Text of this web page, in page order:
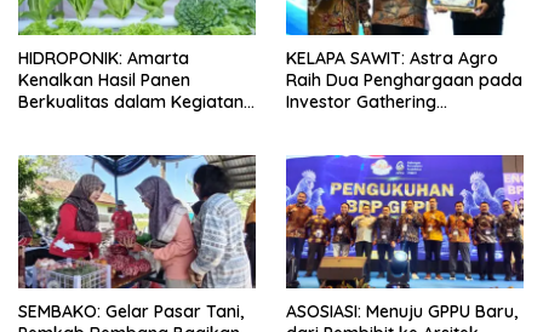
HIDROPONIK: Amarta
Kenalkan Hasil Panen
Berkualitas dalam Kegiatan
KELAPA SAWIT: Astra Agro
Raih Dua Penghargaan pada
Investor Gathering
SEMBAKO: Gelar Pasar Tani,
ASOSIASI: Menuju GPPU Baru,